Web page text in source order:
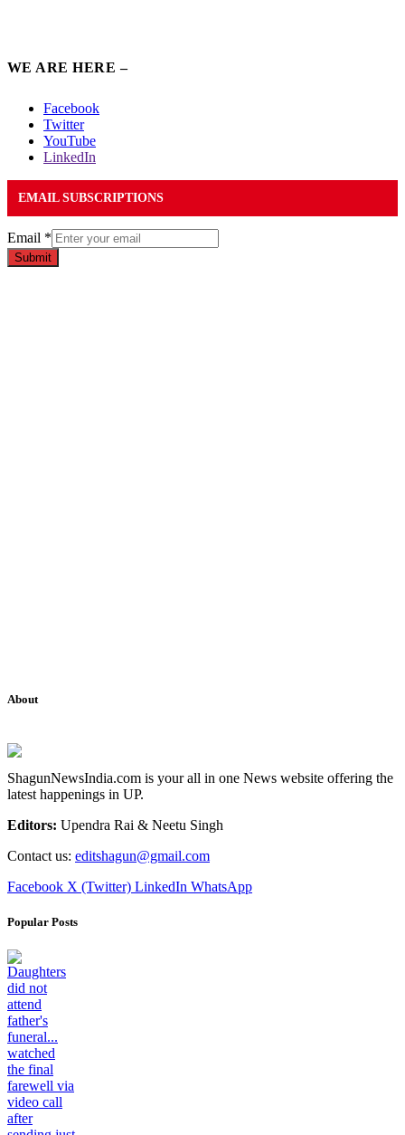
WE ARE HERE –
Facebook
Twitter
YouTube
LinkedIn
EMAIL SUBSCRIPTIONS
Email *
Submit
About
ShagunNewsIndia.com is your all in one News website offering the
latest happenings in UP.
Editors: Upendra Rai & Neetu Singh
Contact us: editshagun@gmail.com
Facebook X (Twitter) LinkedIn WhatsApp
Popular Posts